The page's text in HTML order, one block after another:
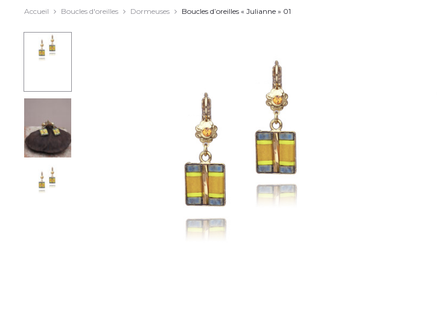
Accueil Boucles d'oreilles Dormeuses Boucles d’oreilles « Julianne » 01